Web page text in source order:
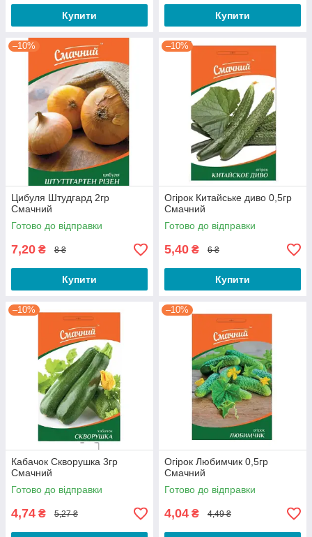
Купити Купити
–10%
Цибуля Штудгард 2гр
Смачний
Готово до відправки
7,20 ₴ 8 ₴
Купити
–10%
Огірок Китайське диво 0,5гр
Смачний
Готово до відправки
5,40 ₴ 6 ₴
Купити
–10%
Кабачок Скворушка 3гр
Смачний
Готово до відправки
4,74 ₴ 5,27 ₴
–10%
Огірок Любимчик 0,5гр
Смачний
Готово до відправки
4,04 ₴ 4,49 ₴